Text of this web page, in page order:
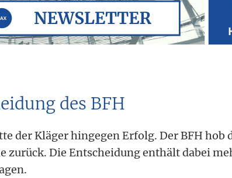
des BFH
der Kläger hingegen Erfolg. Der BFH hob
zurück. Die Entscheidung enthält dabei